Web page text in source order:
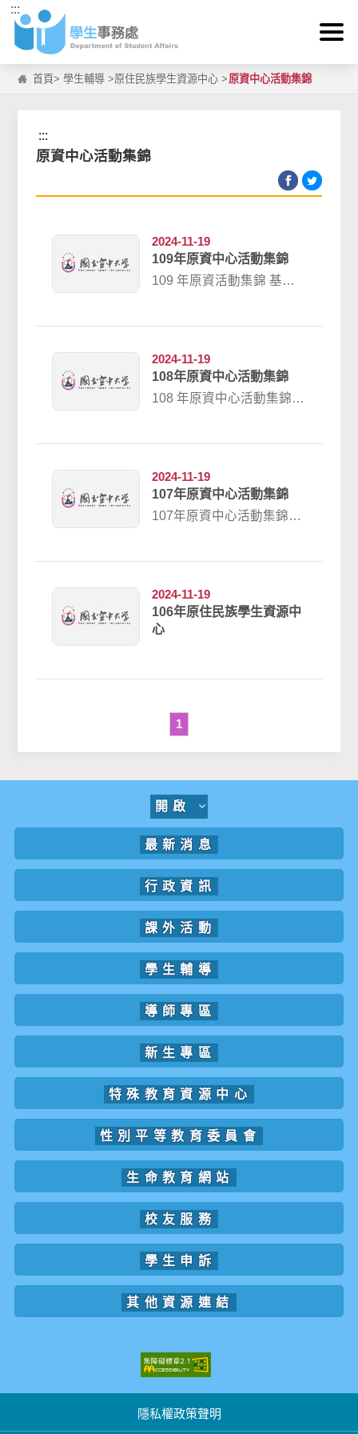
跳到主要內容區塊
:::
首頁>學生輔導 >原住民族學生資源中心 > 原資中心活動集錦
:::
原資中心活動集錦
2024-11-19
109年原資中心活動集錦
109 年原資活動集錦 基隆
2024-11-19
108年原資中心活動集錦
108 年原資中心活動集錦
2024-11-19
107年原資中心活動集錦
107年原資中心活動集錦學
2024-11-19
106年原住民族學生資源中
心
1
開啟
最新消息
行政資訊
課外活動
學生輔導
導師專區
新生專區
特殊教育資源中心
性別平等教育委員會
生命教育網站
校友服務
學生申訴
其他資源連結
隱私權政策聲明